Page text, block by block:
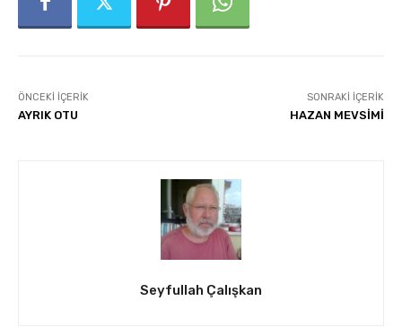
ÖNCEKI İÇERIK
AYRIK OTU
SONRAKI İÇERIK
HAZAN MEVSİMİ
Seyfullah Çalışkan